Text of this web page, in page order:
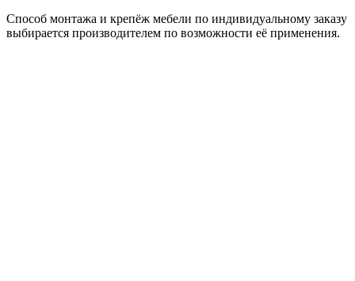
Способ монтажа и крепёж мебели по индивидуальному заказу
выбирается производителем по возможности её применения.